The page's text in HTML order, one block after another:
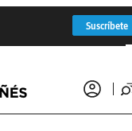
Suscríbete